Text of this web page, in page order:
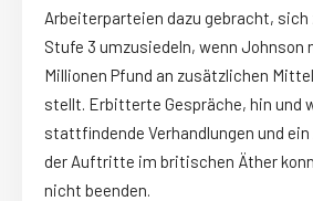
Arbeiterparteien dazu gebracht, sich
Stufe 3 umzusiedeln, wenn Johnson
Millionen Pfund an zusätzlichen
stellt. Erbitterte Gespräche, hin und
stattfindende Verhandlungen und
der Auftritte im britischen Äther
nicht beenden.